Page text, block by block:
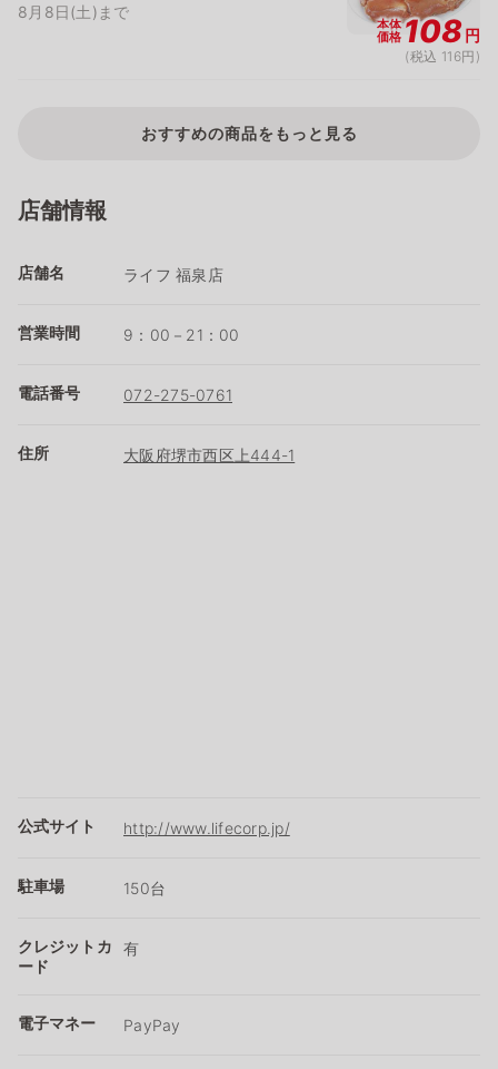
8月8日(土)まで
本体
価格108円
(税込 116円)
おすすめの商品をもっと見る
店舗情報
店舗名 ライフ 福泉店
営業時間 9：00－21：00
電話番号 072-275-0761
住所 大阪府堺市西区上444-1
公式サイト http://www.lifecorp.jp/
駐車場 150台
クレジットカ
ード
有
電子マネー PayPay